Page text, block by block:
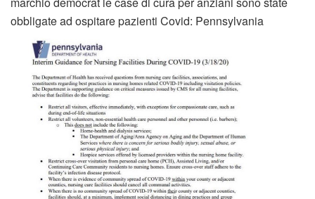
obbligate ad ospitare pazienti Covid: Pennsylvania